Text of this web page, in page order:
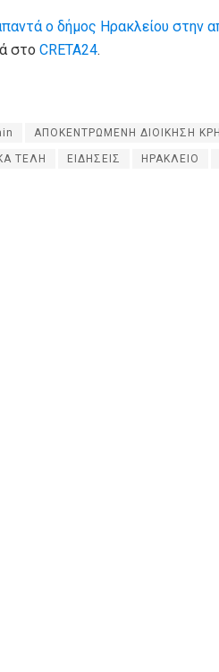
ο δήμος Ηρακλείου στην
στο CRETA24.
ΑΠΟΚΕΝΤΡΩΜΕΝΗ ΔΙΟΙΚΗΣΗ
ΤΕΛΗ ΕΙΔΗΣΕΙΣ ΗΡΑΚΛΕΙΟ